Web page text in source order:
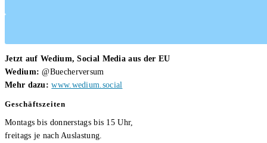
Jetzt auf Wedium, Social Media aus der EU
Wedium: @Buecherversum
Mehr dazu: www.wedium.social
Geschäftszeiten
Montags bis donnerstags bis 15 Uhr,
freitags je nach Auslastung.